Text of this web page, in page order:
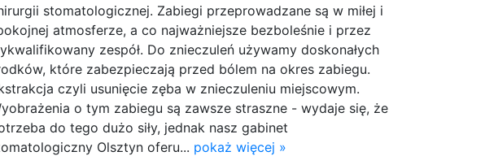
stomatologicznej. Zabiegi przeprowadzane są w miłej i
atmosferze, a co najważniejsze bezboleśnie i przez
zespół. Do znieczuleń używamy doskonałych
które zabezpieczają przed bólem na okres zabiegu.
czyli usunięcie zęba w znieczuleniu miejscowym.
o tym zabiegu są zawsze straszne - wydaje się, że
do tego dużo siły, jednak nasz gabinet
Olsztyn oferu... pokaż więcej »